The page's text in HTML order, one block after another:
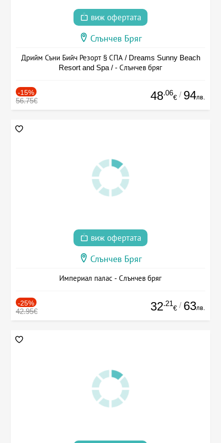
виж офертата
Слънчев Бряг
Дрийм Съни Бийч Резорт § СПА / Dreams Sunny Beach
Resort and Spa / - Слънчев бряг
-15%
56.75€ 48.06
€ / 94лв.
виж офертата
Слънчев Бряг
Империал палас - Слънчев бряг
-25%
42.95€ 32.21
€ / 63лв.